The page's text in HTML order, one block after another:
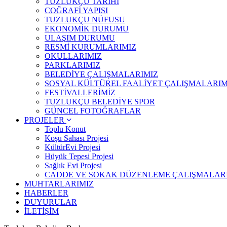
COĞRAFİ YAPISI
TUZLUKÇU NÜFUSU
EKONOMİK DURUMU
ULAŞIM DURUMU
RESMİ KURUMLARIMIZ
OKULLARIMIZ
PARKLARIMIZ
BELEDİYE ÇALIŞMALARIMIZ
SOSYAL KÜLTÜREL FAALİYET
FESTİVALLERİMİZ
TUZLUKÇU BELEDİYE SPOR
GÜNCEL FOTOĞRAFLAR
PROJELER
Toplu Konut
Koşu Sahası Projesi
KültürEvi Projesi
Hüyük Tepesi Projesi
Sağlık Evi Projesi
CADDE VE SOKAK DÜZENLEME
MUHTARLARIMIZ
HABERLER
DUYURULAR
İLETİŞİM